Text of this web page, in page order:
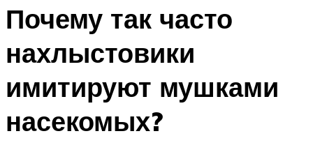
Почему так часто
нахлыстовики
имитируют мушками
насекомых?